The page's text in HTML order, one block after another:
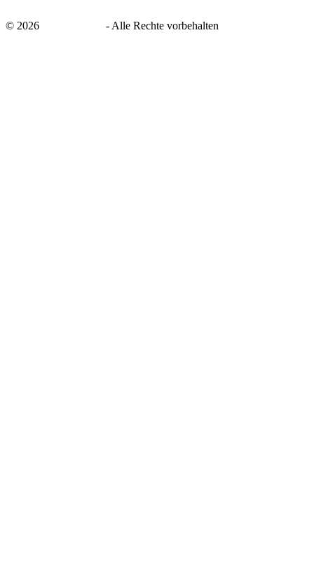
© 2026 - Alle Rechte vorbehalten